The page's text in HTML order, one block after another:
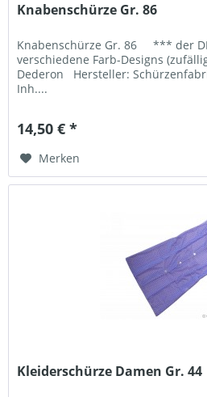
Knabenschürze Gr. 86
Knabenschürze Gr. 86 *** der
verschiedene Farb-Designs
Dederon Hersteller:
Inh....
14,50 € *
Merken
Kleiderschürze Damen Gr. 44